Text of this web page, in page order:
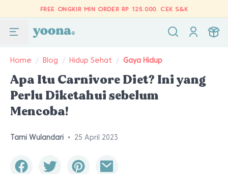
FREE ONGKIR MIN ORDER RP 125.000. CEK S&K
Home / Blog / Hidup Sehat / Gaya Hidup
Apa Itu Carnivore Diet? Ini yang
Perlu Diketahui sebelum
Mencoba!
Tami Wulandari • 25 April 2023